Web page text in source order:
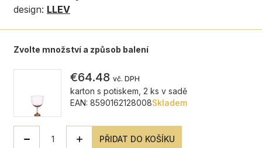
design: LLEV
Zvolte množství a způsob balení
€64.48 vč. DPH
karton s potiskem, 2 ks v sadě
EAN: 8590162128008Skladem
PŘIDAT DO KOŠÍKU